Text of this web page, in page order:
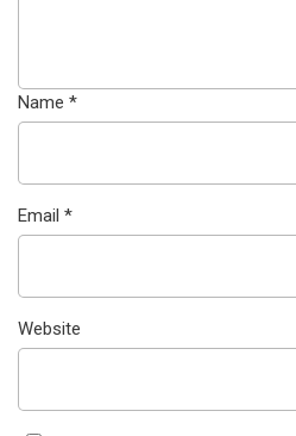
Name *
Email *
Website